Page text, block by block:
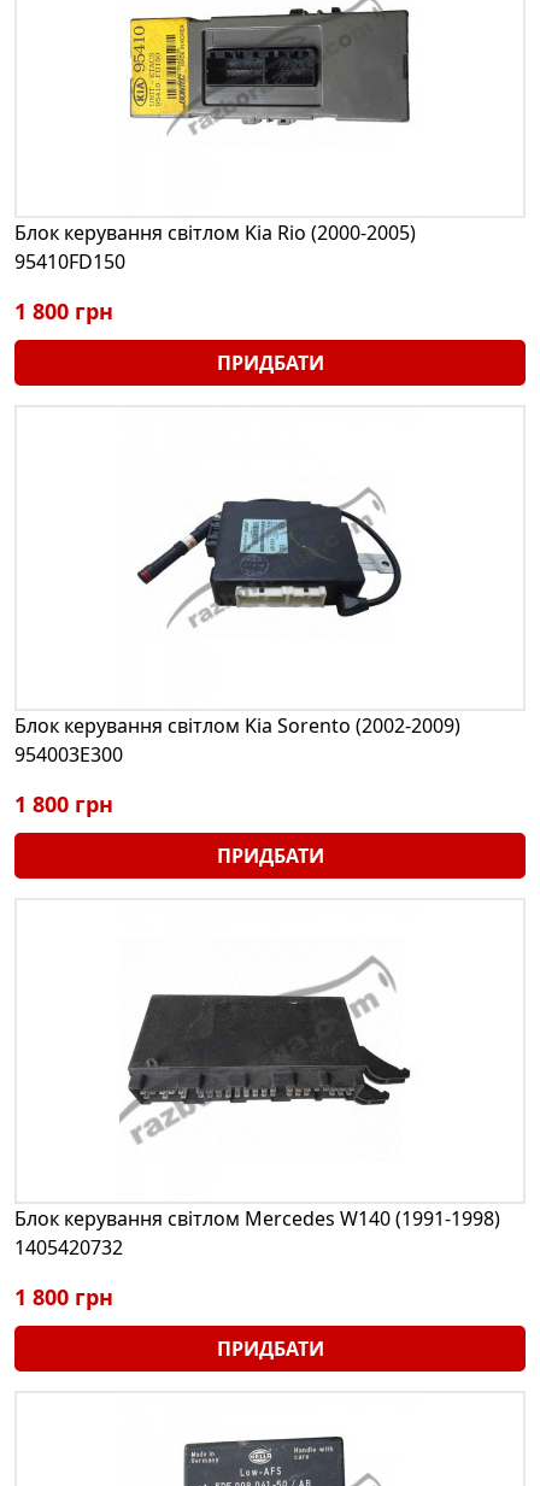
Блок керування світлом Kia Rio (2000-2005)
95410FD150
1 800 грн
ПРИДБАТИ
Блок керування світлом Kia Sorento (2002-2009)
954003E300
1 800 грн
ПРИДБАТИ
Блок керування світлом Mercedes W140 (1991-1998)
1405420732
1 800 грн
ПРИДБАТИ